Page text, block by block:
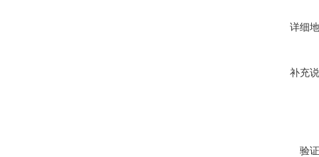
详细
补充
验